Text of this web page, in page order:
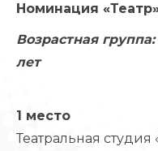
Номинация
Возрастная группа:
1 место
Театральная